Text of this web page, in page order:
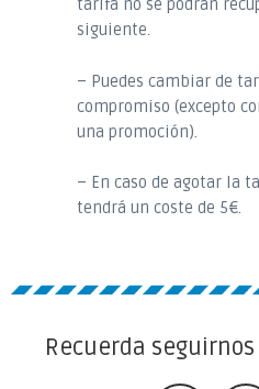
tarifa no se podrán
siguiente.
– Puedes cambiar de
compromiso (excepto
una promoción).
– En caso de agotar la
tendrá un coste de 5€.
Recuerda